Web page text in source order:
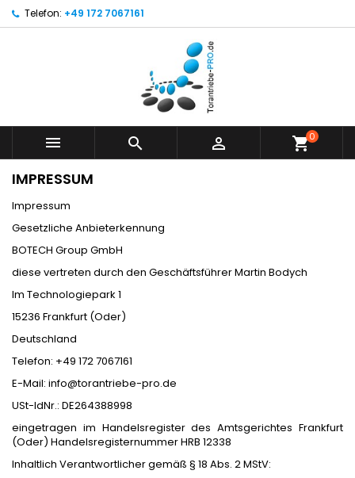
Telefon: +49 172 7067161
   shopping_cart0
IMPRESSUM
Impressum
Gesetzliche Anbieterkennung
BOTECH Group GmbH
diese vertreten durch den Geschäftsführer Martin Bodych
Im Technologiepark 1
15236 Frankfurt (Oder)
Deutschland
Telefon: +49 172 7067161
E-Mail: info@torantriebe-pro.de
USt-IdNr.: DE264388998
eingetragen im Handelsregister des Amtsgerichtes Frankfurt
(Oder) Handelsregisternummer HRB 12338
Inhaltlich Verantwortlicher gemäß § 18 Abs. 2 MStV: